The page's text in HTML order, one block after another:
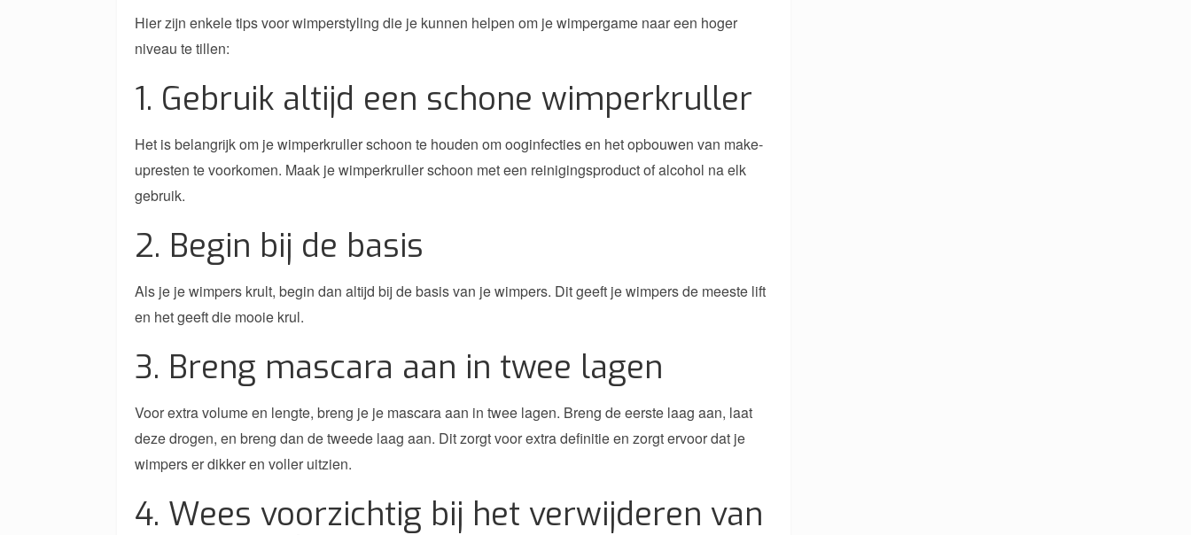
Hier zijn enkele tips voor wimperstyling die je kunnen helpen om je wimpergame naar een hoger
niveau te tillen:
1. Gebruik altijd een schone wimperkruller
Het is belangrijk om je wimperkruller schoon te houden om ooginfecties en het opbouwen van make-
upresten te voorkomen. Maak je wimperkruller schoon met een reinigingsproduct of alcohol na elk
gebruik.
2. Begin bij de basis
Als je je wimpers krult, begin dan altijd bij de basis van je wimpers. Dit geeft je wimpers de meeste lift
en het geeft die mooie krul.
3. Breng mascara aan in twee lagen
Voor extra volume en lengte, breng je je mascara aan in twee lagen. Breng de eerste laag aan, laat
deze drogen, en breng dan de tweede laag aan. Dit zorgt voor extra definitie en zorgt ervoor dat je
wimpers er dikker en voller uitzien.
4. Wees voorzichtig bij het verwijderen van